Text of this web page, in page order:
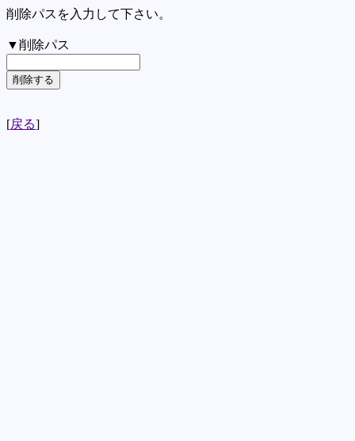
削除パスを入力して下さい。
▼削除パス
[戻る]